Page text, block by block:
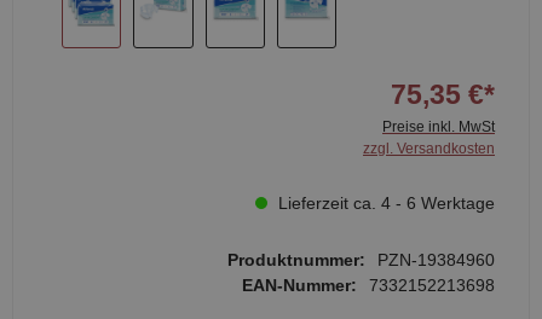
75,35 €*
Preise inkl. MwSt
zzgl. Versandkosten
Lieferzeit ca. 4 - 6 Werktage
Produktnummer:
PZN-19384960
EAN-Nummer:
7332152213698